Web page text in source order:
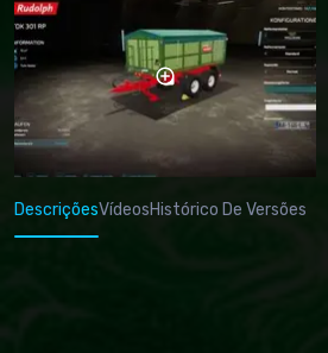
DescriçõesVídeosHistórico De Versões